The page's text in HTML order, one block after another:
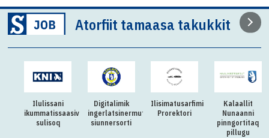
Atorfiit tamaasa takukkit
Ilulissani
ikummatissaasivimmi
sulisoq
Digitalimik
ingerlatsinermut
siunnersorti
Ilisimatusarfimi
Prorektori
Kalaallit
Nunaanni
pinngortitaq
pillugu